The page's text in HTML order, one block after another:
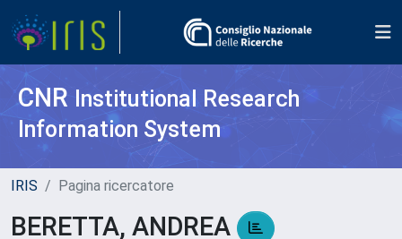
CNR Institutional Research
Information System
IRIS Pagina ricercatore
BERETTA, ANDREA